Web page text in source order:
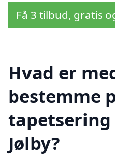
Få 3 tilbud, gratis
Hvad er
bestemme
Jølby?